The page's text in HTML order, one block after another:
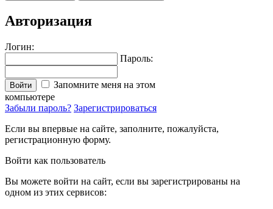
Авторизация
Логин:
Пароль:
Войти
Запомните меня на этом
компьютере
Забыли пароль? Зарегистрироваться
Если вы впервые на сайте, заполните, пожалуйста,
регистрационную форму.
Войти как пользователь
Вы можете войти на сайт, если вы зарегистрированы на
одном из этих сервисов: